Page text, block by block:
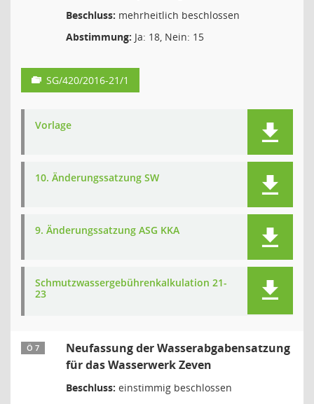
Beschluss: mehrheitlich beschlossen
Abstimmung: Ja: 18, Nein: 15
SG/420/2016-21/1
Vorlage
10. Änderungssatzung SW
9. Änderungssatzung ASG KKA
Schmutzwassergebührenkalkulation 21-
23
Ö 7
Neufassung der Wasserabgabensatzung
für das Wasserwerk Zeven
Beschluss: einstimmig beschlossen